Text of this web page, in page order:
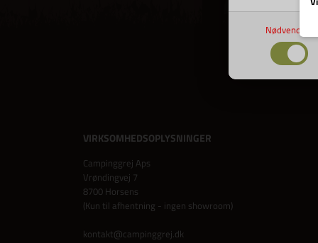
Nødvendige
VIRKSOMHEDSOPLYSNINGER
Campinggrej Aps
Vrøndingvej 7
8700 Horsens
(Kun til afhentning - ingen showroom)
kontakt@campinggrej.dk